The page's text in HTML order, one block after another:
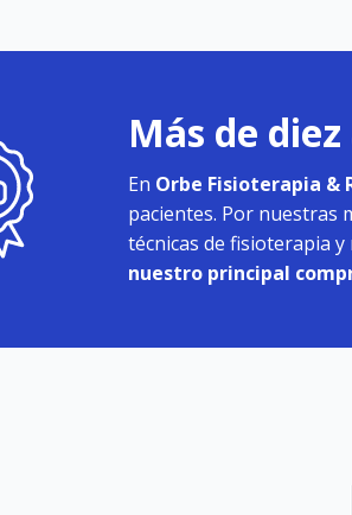
Más de
En Orbe Fisioterapia &
pacientes. Por nuestras
técnicas de fisioterapia
nuestro principal